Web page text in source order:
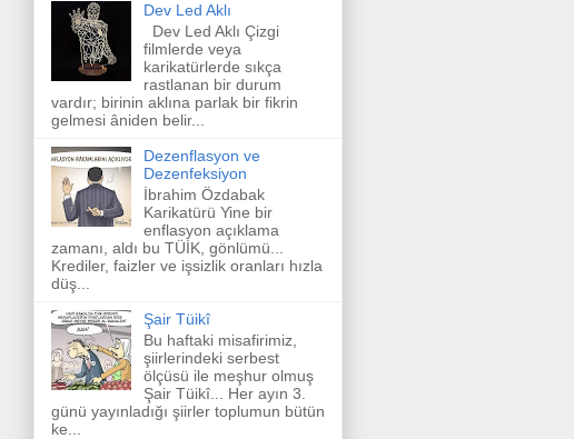
Dev Led Aklı
Dev Led Aklı Çizgi
filmlerde veya
karikatürlerde sıkça
rastlanan bir durum
vardır; birinin aklına parlak bir fikrin
gelmesi âniden belir...
Dezenflasyon ve
Dezenfeksiyon
İbrahim Özdabak
Karikatürü Yine bir
enflasyon açıklama
zamanı, aldı bu TÜİK, gönlümü...
Krediler, faizler ve işsizlik oranları hızla
düş...
Şair Tüikî
Bu haftaki misafirimiz,
şiirlerindeki serbest
ölçüsü ile meşhur olmuş
Şair Tüikî... Her ayın 3.
günü yayınladığı şiirler toplumun bütün
ke...